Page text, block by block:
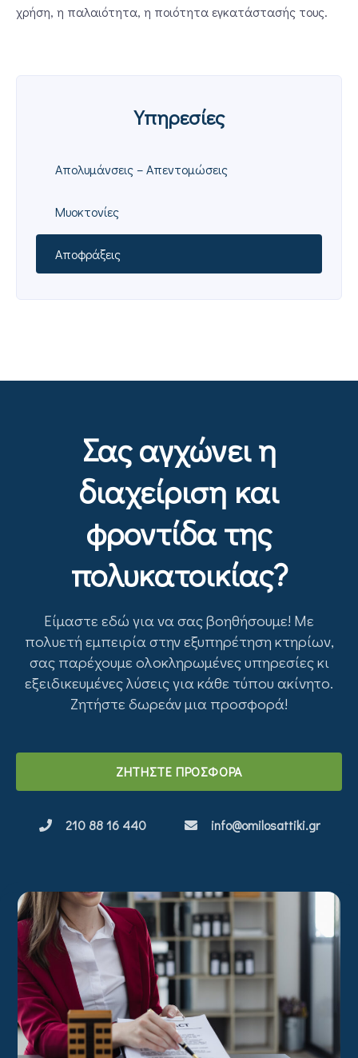
χρήση, η παλαιότητα, η ποιότητα εγκατάστασής τους.
Υπηρεσίες
Απολυμάνσεις – Απεντομώσεις
Μυοκτονίες
Αποφράξεις
Σας αγχώνει η
διαχείριση και
φροντίδα της
πολυκατοικίας?
Είμαστε εδώ για να σας βοηθήσουμε! Με
πολυετή εμπειρία στην εξυπηρέτηση κτηρίων,
σας παρέχουμε ολοκληρωμένες υπηρεσίες κι
εξειδικευμένες λύσεις για κάθε τύπου ακίνητο.
Ζητήστε δωρεάν μια προσφορά!
ΖΗΤΗΣΤΕ ΠΡΟΣΦΟΡΑ
210 88 16 440 info@omilosattiki.gr